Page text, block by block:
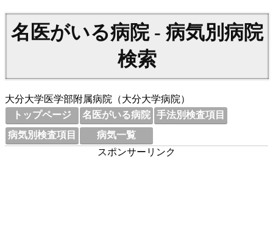
名医がいる病院 - 病気別病院
検索
大分大学医学部附属病院（大分大学病院）
トップページ
名医がいる病院 手法別検査項目
病気別検査項目
病気一覧
スポンサーリンク